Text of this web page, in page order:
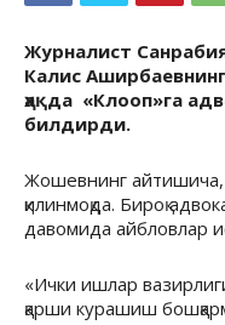
Журналист
Калис
ҳақда «Клооп»га
билдирди.
Жошевнинг айтишича,
қилинмоқда. Бироқ
давомида айбловлар
«Ички ишлар
қарши курашиш